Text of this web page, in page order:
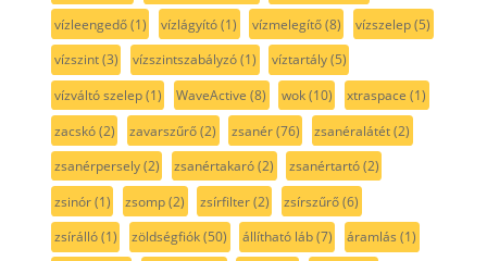
vízleengedő(1) vízlágyító(1) vízmelegítő(8) vízszelep(5)
vízszint(3) vízszintszabályzó(1) víztartály(5)
vízváltó szelep(1) WaveActive (8) wok(10) xtraspace (1)
zacskó(2) zavarszűrő(2) zsanér(76) zsanéralátét(2)
zsanérpersely(2) zsanértakaró(2) zsanértartó(2)
zsinór(1) zsomp(2) zsírfilter(2) zsírszűrő(6)
zsírálló(1) zöldségfiók(50) állítható láb(7) áramlás (1)